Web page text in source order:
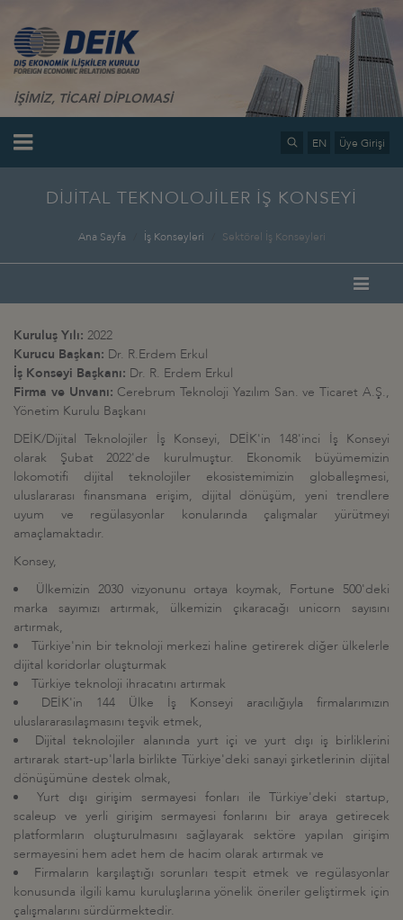
İŞİMİZ, TİCARİ DİPLOMASİ
EN Üye Girişi
DİJİTAL TEKNOLOJİLER İŞ KONSEYİ
Ana Sayfa İş Konseyleri Sektörel İş Konseyleri
Kuruluş Yılı: 2022
Kurucu Başkan: Dr. R.Erdem Erkul
İş Konseyi Başkanı: Dr. R. Erdem Erkul
Firma ve Unvanı: Cerebrum Teknoloji Yazılım San. ve Ticaret A.Ş.,
Yönetim Kurulu Başkanı
DEİK/Dijital Teknolojiler İş Konseyi, DEİK'in 148'inci İş Konseyi
olarak Şubat 2022'de kurulmuştur. Ekonomik büyümemizin
lokomotifi dijital teknolojiler ekosistemimizin globalleşmesi,
uluslararası finansmana erişim, dijital dönüşüm, yeni trendlere
uyum ve regülasyonlar konularında çalışmalar yürütmeyi
amaçlamaktadır.
Konsey,
Ülkemizin 2030 vizyonunu ortaya koymak, Fortune 500'deki
marka sayımızı artırmak, ülkemizin çıkaracağı unicorn sayısını
artırmak,
Türkiye'nin bir teknoloji merkezi haline getirerek diğer ülkelerle
dijital koridorlar oluşturmak
Türkiye teknoloji ihracatını artırmak
DEİK'in 144 Ülke İş Konseyi aracılığıyla firmalarımızın
uluslararasılaşmasını teşvik etmek,
Dijital teknolojiler alanında yurt içi ve yurt dışı iş birliklerini
artırarak start-up'larla birlikte Türkiye'deki sanayi şirketlerinin dijital
dönüşümüne destek olmak,
Yurt dışı girişim sermayesi fonları ile Türkiye'deki startup,
scaleup ve yerli girişim sermayesi fonlarını bir araya getirecek
platformların oluşturulmasını sağlayarak sektöre yapılan girişim
sermayesini hem adet hem de hacim olarak artırmak ve
Firmaların karşılaştığı sorunları tespit etmek ve regülasyonlar
konusunda ilgili kamu kuruluşlarına yönelik öneriler geliştirmek için
çalışmalarını sürdürmektedir.